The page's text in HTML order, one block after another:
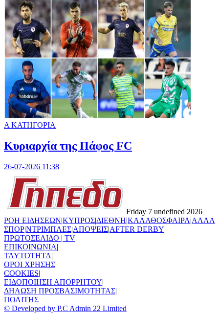
Α ΚΑΤΗΓΟΡΙΑ
Κυριαρχία της Πάφος FC
26-07-2026 11:38
Friday 7 undefined 2026
ΡΟΗ ΕΙΔΗΣΕΩΝ|ΚΥΠΡΟΣ|ΔΙΕΘΝΗ|ΚΑΛΑΘΟΣΦΑΙΡΑ|ΑΛΛΑ
ΣΠΟΡ|ΝΤΡΙΜΠΛΕΣ|ΑΠΟΨΕΙΣ|AFTER DERBY|
ΠΡΩΤΟΣΕΛΙΔΟ | TV
ΕΠΙΚΟΙΝΩΝΙΑ|
TAYTOTHTA|
ΟΡΟΙ ΧΡΗΣΗΣ|
COOKIES|
ΕΙΔΟΠΟΙΗΣΗ ΑΠΟΡΡΗΤΟΥ|
ΔΗΛΩΣΗ ΠΡΟΣΒΑΣΙΜΟΤΗΤΑΣ|
ΠΟΛΙΤΗΣ
© Developed by P.C Admin 22 Limited